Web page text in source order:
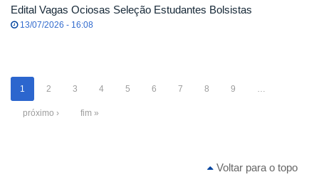
Edital Vagas Ociosas Seleção Estudantes Bolsistas
13/07/2026 - 16:08
1 2 3 4 5 6 7 8 9 …
próximo › fim »
Voltar para o topo